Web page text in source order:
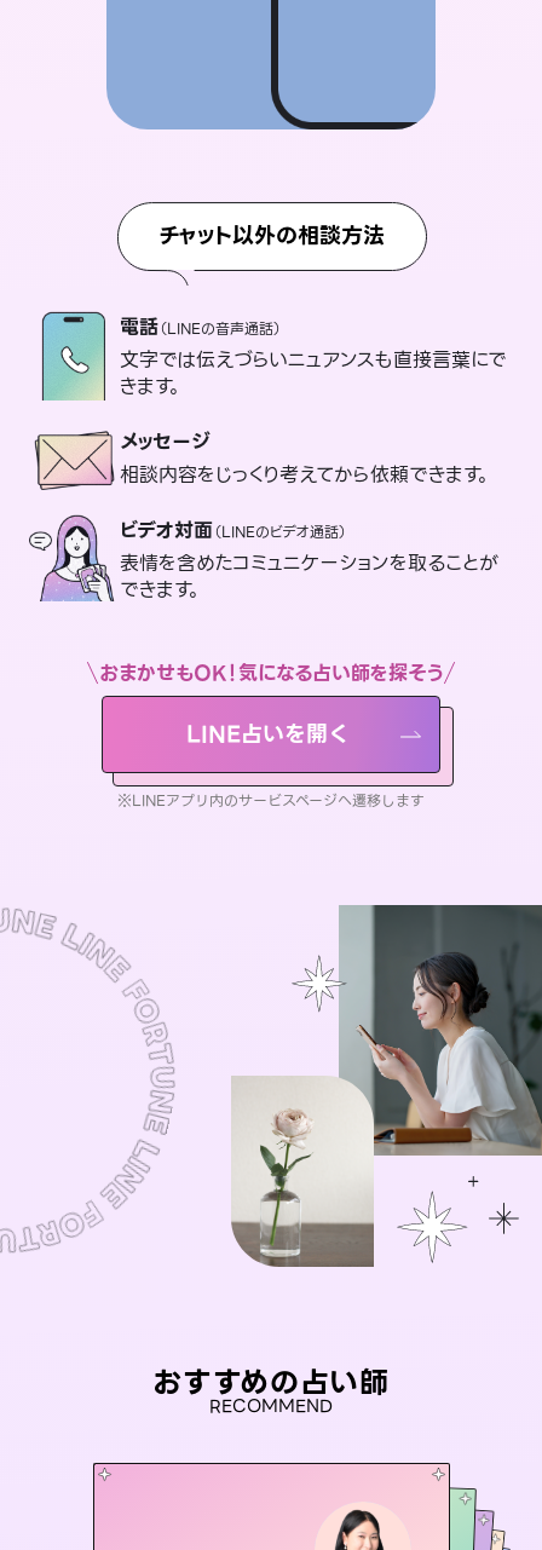
チャット以外の相談方法
電話（LINEの音声通話）
文字では伝えづらいニュアンスも直接言葉にで
きます。
メッセージ
相談内容をじっくり考えてから依頼できます。
ビデオ対面（LINEのビデオ通話）
表情を含めたコミュニケーションを取ることが
できます。
おまかせもOK！気になる占い師を探そう
LINE占いを開く
※LINEアプリ内のサービスページへ遷移します
おすすめの占い師
RECOMMEND